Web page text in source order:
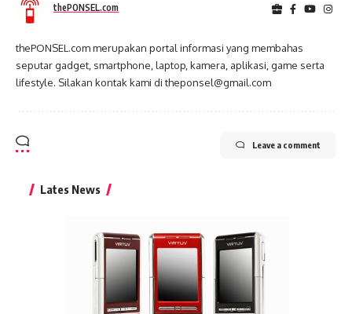
thePONSEL.com
thePONSEL.com merupakan portal informasi yang membahas
seputar gadget, smartphone, laptop, kamera, aplikasi, game serta
lifestyle. Silakan kontak kami di theponsel@gmail.com
Leave a comment
Lates News